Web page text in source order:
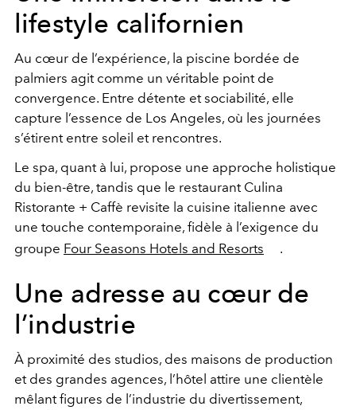
lifestyle californien
Au cœur de l’expérience, la piscine bordée de
palmiers agit comme un véritable point de
convergence. Entre détente et sociabilité, elle
capture l’essence de Los Angeles, où les journées
s’étirent entre soleil et rencontres.
Le spa, quant à lui, propose une approche holistique
du bien-être, tandis que le restaurant Culina
Ristorante + Caffè revisite la cuisine italienne avec
une touche contemporaine, fidèle à l’exigence du
groupe Four Seasons Hotels and Resorts .
Une adresse au cœur de
l’industrie
À proximité des studios, des maisons de production
et des grandes agences, l’hôtel attire une clientèle
mêlant figures de l’industrie du divertissement,